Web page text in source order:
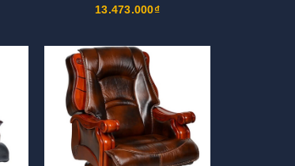
13.473.000₫